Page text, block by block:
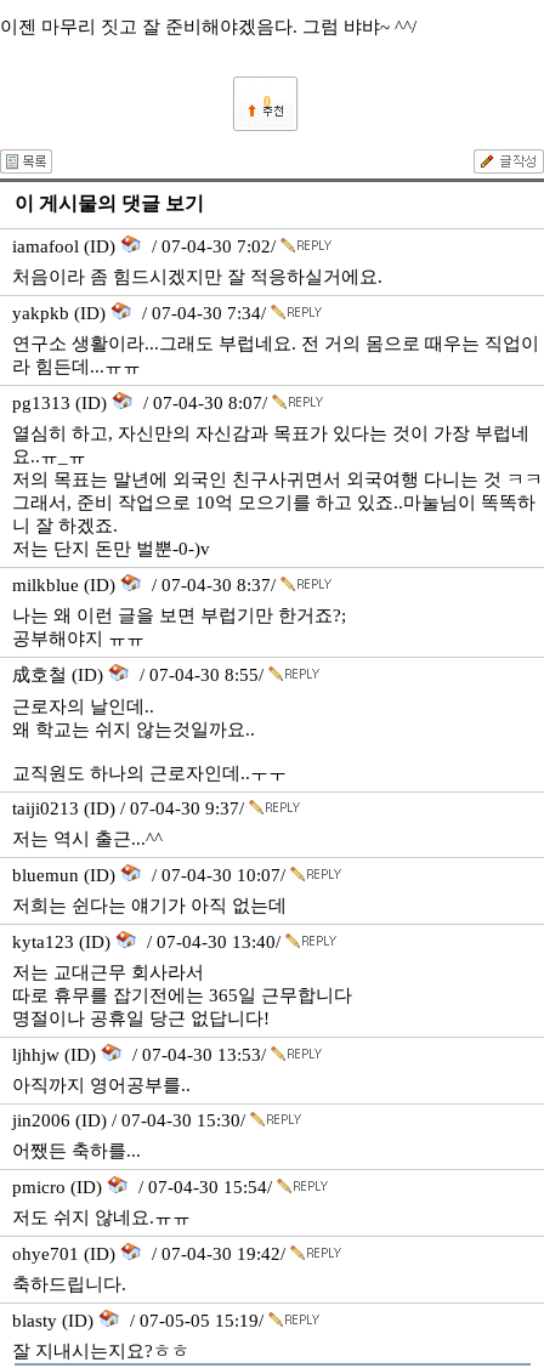
이젠 마무리 짓고 잘 준비해야겠음다. 그럼 뱌뱌~ ^^/
0
이 게시물의 댓글 보기
iamafool (ID)
/ 07-04-30 7:02/
처음이라 좀 힘드시겠지만 잘 적응하실거에요.
yakpkb (ID)
/ 07-04-30 7:34/
연구소 생활이라...그래도 부럽네요. 전 거의 몸으로 때우는 직업이
라 힘든데...ㅠㅠ
pg1313 (ID)
/ 07-04-30 8:07/
열심히 하고, 자신만의 자신감과 목표가 있다는 것이 가장 부럽네
요..ㅠ_ㅠ
저의 목표는 말년에 외국인 친구사귀면서 외국여행 다니는 것 ㅋㅋ
그래서, 준비 작업으로 10억 모으기를 하고 있죠..마눌님이 똑똑하
니 잘 하겠죠.
저는 단지 돈만 벌뿐-0-)v
milkblue (ID)
/ 07-04-30 8:37/
나는 왜 이런 글을 보면 부럽기만 한거죠?;
공부해야지 ㅠㅠ
成호철 (ID)
/ 07-04-30 8:55/
근로자의 날인데..
왜 학교는 쉬지 않는것일까요..
교직원도 하나의 근로자인데..ㅜㅜ
taiji0213 (ID) / 07-04-30 9:37/
저는 역시 출근...^^
bluemun (ID)
/ 07-04-30 10:07/
저희는 쉰다는 얘기가 아직 없는데
kyta123 (ID)
/ 07-04-30 13:40/
저는 교대근무 회사라서
따로 휴무를 잡기전에는 365일 근무합니다
명절이나 공휴일 당근 없답니다!
ljhhjw (ID)
/ 07-04-30 13:53/
아직까지 영어공부를..
jin2006 (ID) / 07-04-30 15:30/
어쨌든 축하를...
pmicro (ID)
/ 07-04-30 15:54/
저도 쉬지 않네요.ㅠㅠ
ohye701 (ID)
/ 07-04-30 19:42/
축하드립니다.
blasty (ID)
/ 07-05-05 15:19/
잘 지내시는지요?ㅎㅎ